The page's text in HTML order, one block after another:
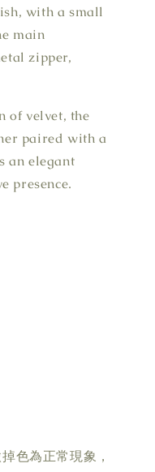
with a small
main
zipper,
of velvet, the
paired with a
an elegant
presence.
色為正常現象，